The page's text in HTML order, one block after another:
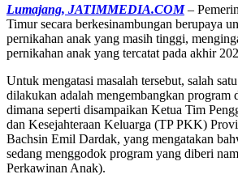
Lumajang, JATIMMEDIA.COM–
Timur secara berkesinambungan berupaya
pernikahan anak yang masih tinggi,
pernikahan anak yang tercatat pada akhir
Untuk mengatasi masalah tersebut, salah
dilakukan adalah mengembangkan program
dimana seperti disampaikan Ketua Tim
dan Kesejahteraan Keluarga (TP PKK)
Bachsin Emil Dardak, yang mengatakan
sedang menggodok program yang diberi
Perkawinan Anak).